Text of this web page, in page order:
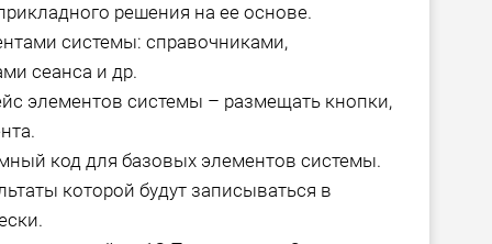
решения на ее основе.
системы: справочниками,
сеанса и др.
элементов системы – размещать кнопки,
код для базовых элементов системы.
которой будут записываться в